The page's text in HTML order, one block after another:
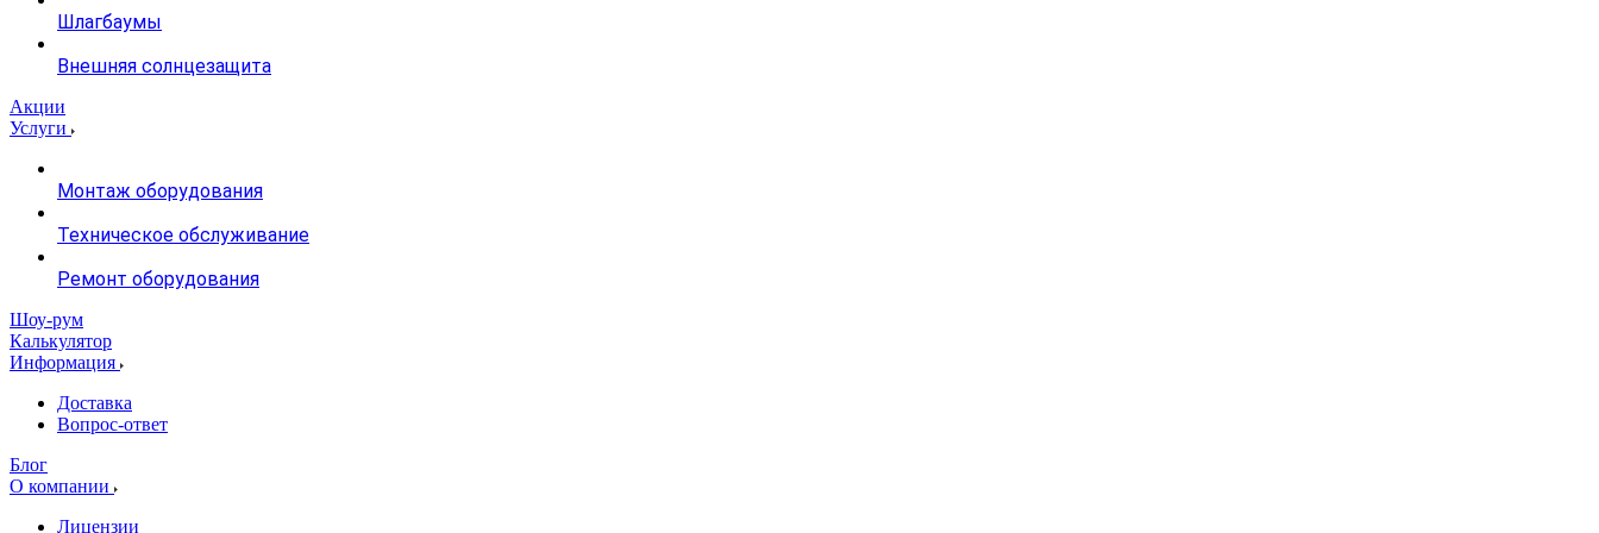
Шлагбаумы
Внешняя солнцезащита
Акции
Услуги
Монтаж оборудования
Техническое обслуживание
Ремонт оборудования
Шоу-рум
Калькулятор
Информация
Доставка
Вопрос-ответ
Блог
О компании
Лицензии